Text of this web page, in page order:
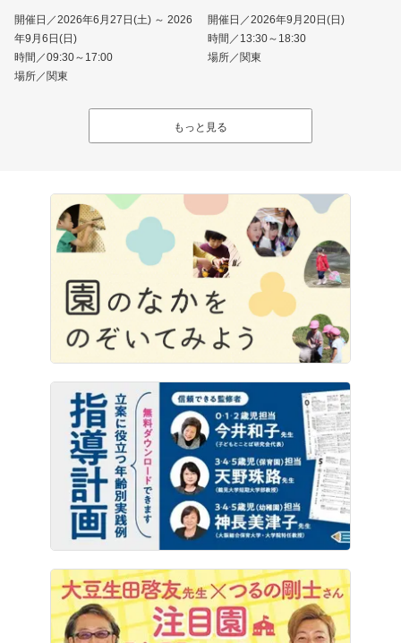
開催日／2026年6月27日(土) ～ 2026
年9月6日(日)
時間／09:30～17:00
場所／関東
開催日／2026年9月20日(日)
時間／13:30～18:30
場所／関東
もっと見る